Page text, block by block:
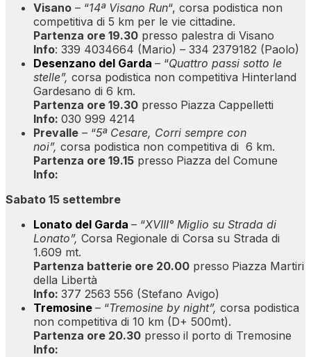
Visano – “14ª Visano Run“, corsa podistica non
competitiva di 5 km per le vie cittadine.
Partenza ore 19.30 presso palestra di Visano
Info: 339 4034664 (Mario) – 334 2379182 (Paolo)
Desenzano del Garda – “Quattro passi sotto le
stelle”, corsa podistica non competitiva Hinterland
Gardesano di 6 km.
Partenza ore 19.30 presso Piazza Cappelletti
Info: 030 999 4214
Prevalle – “5ª Cesare, Corri sempre con
noi”, corsa podistica non competitiva di 6 km.
Partenza ore 19.15 presso Piazza del Comune
Info:
Sabato 15 settembre
Lonato del Garda – “XVIII° Miglio su Strada di
Lonato”, Corsa Regionale di Corsa su Strada di
1.609 mt.
Partenza batterie ore 20.00 presso Piazza Martiri
della Libertà
Info: 377 2563 556 (Stefano Avigo)
Tremosine – “Tremosine by night”, corsa podistica
non competitiva di 10 km (D+ 500mt).
Partenza ore 20.30 presso il porto di Tremosine
Info: